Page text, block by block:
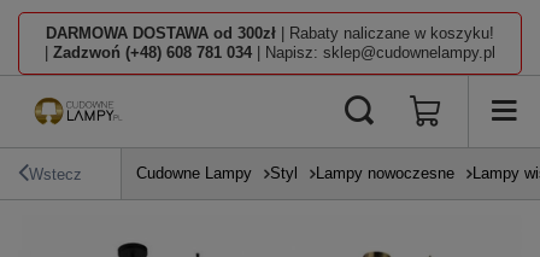
DARMOWA DOSTAWA od 300zł | Rabaty naliczane w koszyku!
Zadzwoń (+48) 608 781 034 | Napisz: sklep@cudownelampy.pl
Wstecz Cudowne Lampy Styl Lampy nowoczesne Lampy